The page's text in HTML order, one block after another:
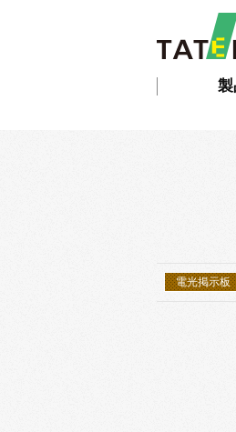
電光掲示板